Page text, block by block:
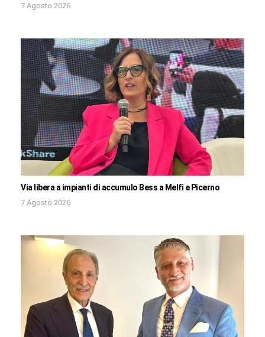
7 Agosto 2026
Via libera a impianti di accumulo Bess a Melfi e Picerno
7 Agosto 2026